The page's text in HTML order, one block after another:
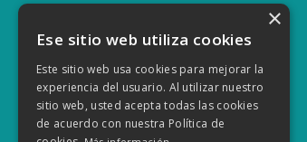
×
Ese sitio web utiliza cookies
Este sitio web usa cookies para mejorar la
experiencia del usuario. Al utilizar nuestro
sitio web, usted acepta todas las cookies
de acuerdo con nuestra Política de